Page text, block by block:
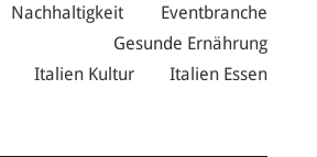
Nachhaltigkeit
Eventbranche
Gesunde Ernährung
Italien Kultur Italien Essen